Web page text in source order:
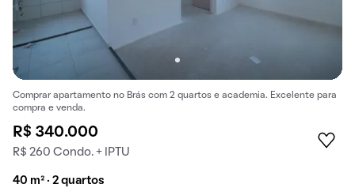
Comprar apartamento no Brás com 2 quartos e academia. Excelente para
compra e venda.
R$ 340.000
R$ 260 Condo. + IPTU
40 m² · 2 quartos